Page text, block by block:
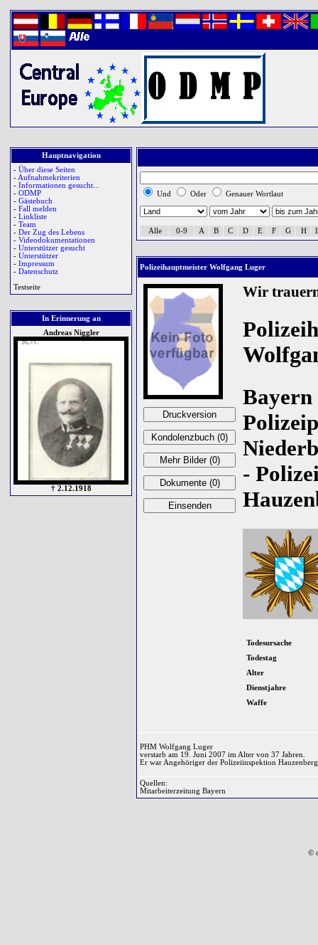
Hauptnavigation
- Über diese Seiten
- Aufnahmekriterien
- Informationen gesucht...
- ODMP
- Gästebuch
- Fall melden
- Linkliste
- Team
- Der Zug des Lebens
- Videodokumentationen
- Unterstützer gesucht
- Unterstützer
- Impressum
- Datenschutz
Testseite
In Erinnerung an
Andreas Niggler
† 2.12.1918
Und Oder Genauer Wortlaut
Alle 0-9 A B C D E F G H I
Polizeihauptmeister Wolfgang Luger
Wir
Bayern
-
Todesursache
Todestag
Alter
Dienstjahre
Waffe
PHM Wolfgang Luger
verstarb am 19. Juni 2007 im Alter von 37 Jahren.
Er war Angehöriger der Polizeiinspektion
Quellen:
Mitarbeiterzeitung Bayern
©